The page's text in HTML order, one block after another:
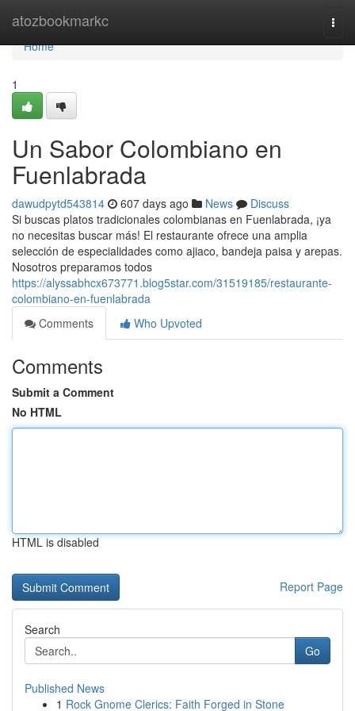
atozbookmarkc
Home
Home
1
Un Sabor Colombiano en
Fuenlabrada
dawudpytd543814 607 days ago News
Discuss
Si buscas platos tradicionales colombianas en Fuenlabrada, ¡ya
no necesitas buscar más! El restaurante ofrece una amplia
selección de especialidades como ajiaco, bandeja paisa y arepas.
Nosotros preparamos todos
https://alyssabhcx673771.blog5star.com/31519185/restaurante-
colombiano-en-fuenlabrada
Comments
Who Upvoted
Comments
Submit a Comment
No HTML
HTML is disabled
Report Page
Search
Go
Published News
1 Rock Gnome Clerics: Faith Forged in Stone